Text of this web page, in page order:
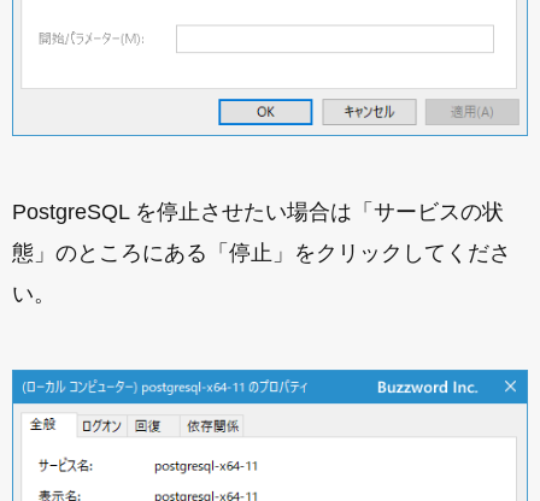
PostgreSQL を停止させたい場合は「サービスの状
態」のところにある「停止」をクリックしてくださ
い。